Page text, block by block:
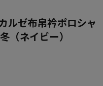
ルゼ布帛衿ポロシャ
（ネイビー）